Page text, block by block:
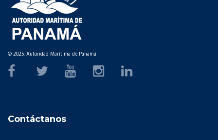
© 2025. Autoridad Marítima de Panamá
Contáctanos